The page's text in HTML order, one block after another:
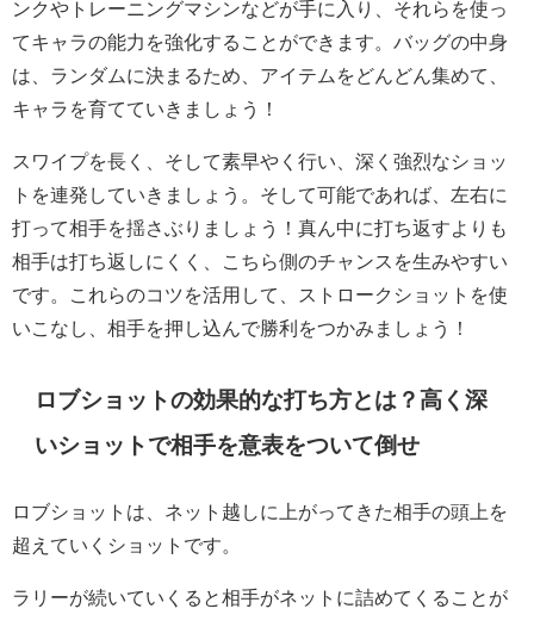
ンクやトレーニングマシンなどが手に入り、それらを使っ
てキャラの能力を強化することができます。バッグの中身
は、ランダムに決まるため、アイテムをどんどん集めて、
キャラを育てていきましょう！
スワイプを長く、そして素早やく行い、深く強烈なショッ
トを連発していきましょう。そして可能であれば、左右に
打って相手を揺さぶりましょう！真ん中に打ち返すよりも
相手は打ち返しにくく、こちら側のチャンスを生みやすい
です。これらのコツを活用して、ストロークショットを使
いこなし、相手を押し込んで勝利をつかみましょう！
ロブショットの効果的な打ち方とは？高く深
いショットで相手を意表をついて倒せ
ロブショットは、ネット越しに上がってきた相手の頭上を
超えていくショットです。
ラリーが続いていくると相手がネットに詰めてくることが